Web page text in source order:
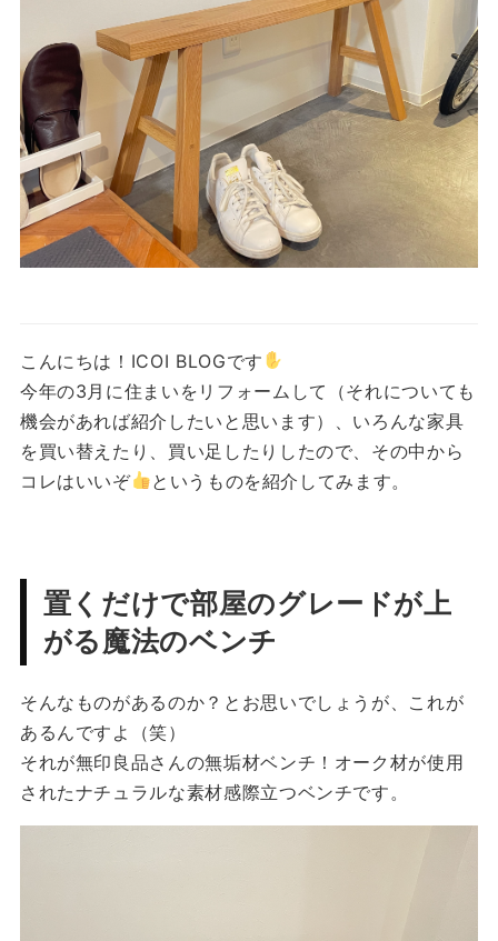
こんにちは！ICOI BLOGです
今年の3月に住まいをリフォームして（それについても
機会があれば紹介したいと思います）、いろんな家具
を買い替えたり、買い足したりしたので、その中から
コレはいいぞ
というものを紹介してみます。
置くだけで部屋のグレードが上
がる魔法のベンチ
そんなものがあるのか？とお思いでしょうが、これが
あるんですよ（笑）
それが無印良品さんの無垢材ベンチ！オーク材が使用
されたナチュラルな素材感際立つベンチです。